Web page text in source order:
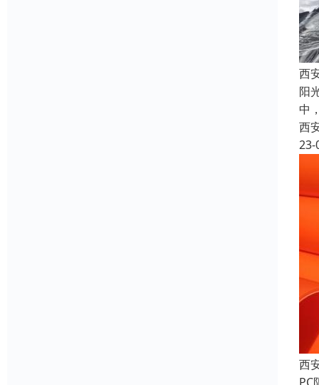
西
阳
中
西
23-
西